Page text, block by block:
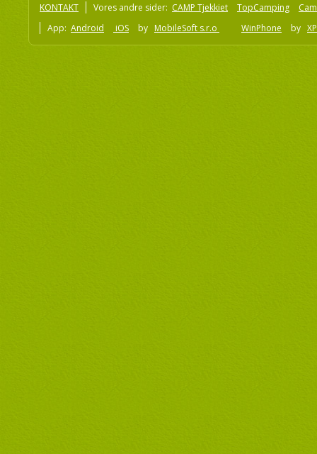
KONTAKT Vores andre sider: CAMP Tjekkiet TopCamping
App: Android iOS by MobileSoft s.r.o WinPhone by